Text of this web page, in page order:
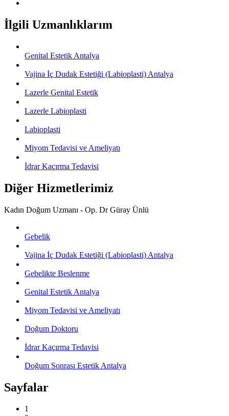
İlgili Uzmanlıklarım
Genital Estetik Antalya
Vajina İç Dudak Estetiği (Labioplasti) Antalya
Lazerle Genital Estetik
Lazerle Labioplasti
Labioplasti
Miyom Tedavisi ve Ameliyatı
İdrar Kaçırma Tedavisi
Diğer Hizmetlerimiz
Kadın Doğum Uzmanı - Op. Dr Güray Ünlü
Gebelik
Vajina İç Dudak Estetiği (Labioplasti) Antalya
Gebelikte Beslenme
Genital Estetik Antalya
Miyom Tedavisi ve Ameliyatı
Doğum Doktoru
İdrar Kaçırma Tedavisi
Doğum Sonrası Estetik Antalya
Sayfalar
1